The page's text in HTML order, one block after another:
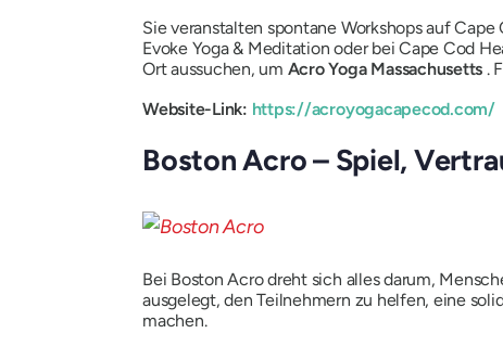
Sie veranstalten spontane Workshops auf
Evoke Yoga & Meditation oder bei Cape Cod
Ort aussuchen, um Acro Yoga Massachusetts .
Website-Link: https://acroyogacapecod.com/
Boston Acro – Spiel,
Bei Boston Acro dreht sich alles darum,
ausgelegt, den Teilnehmern zu helfen, eine
machen.